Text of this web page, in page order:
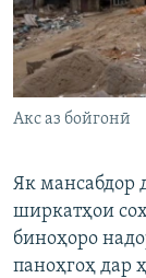
Акс аз бойгонӣ
Як мансабдор
ширкатҳои
биноҳоро
паноҳгоҳ дар